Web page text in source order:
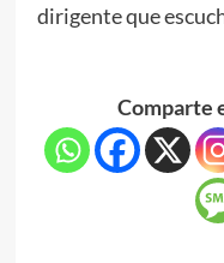
dirigente que
Comparte